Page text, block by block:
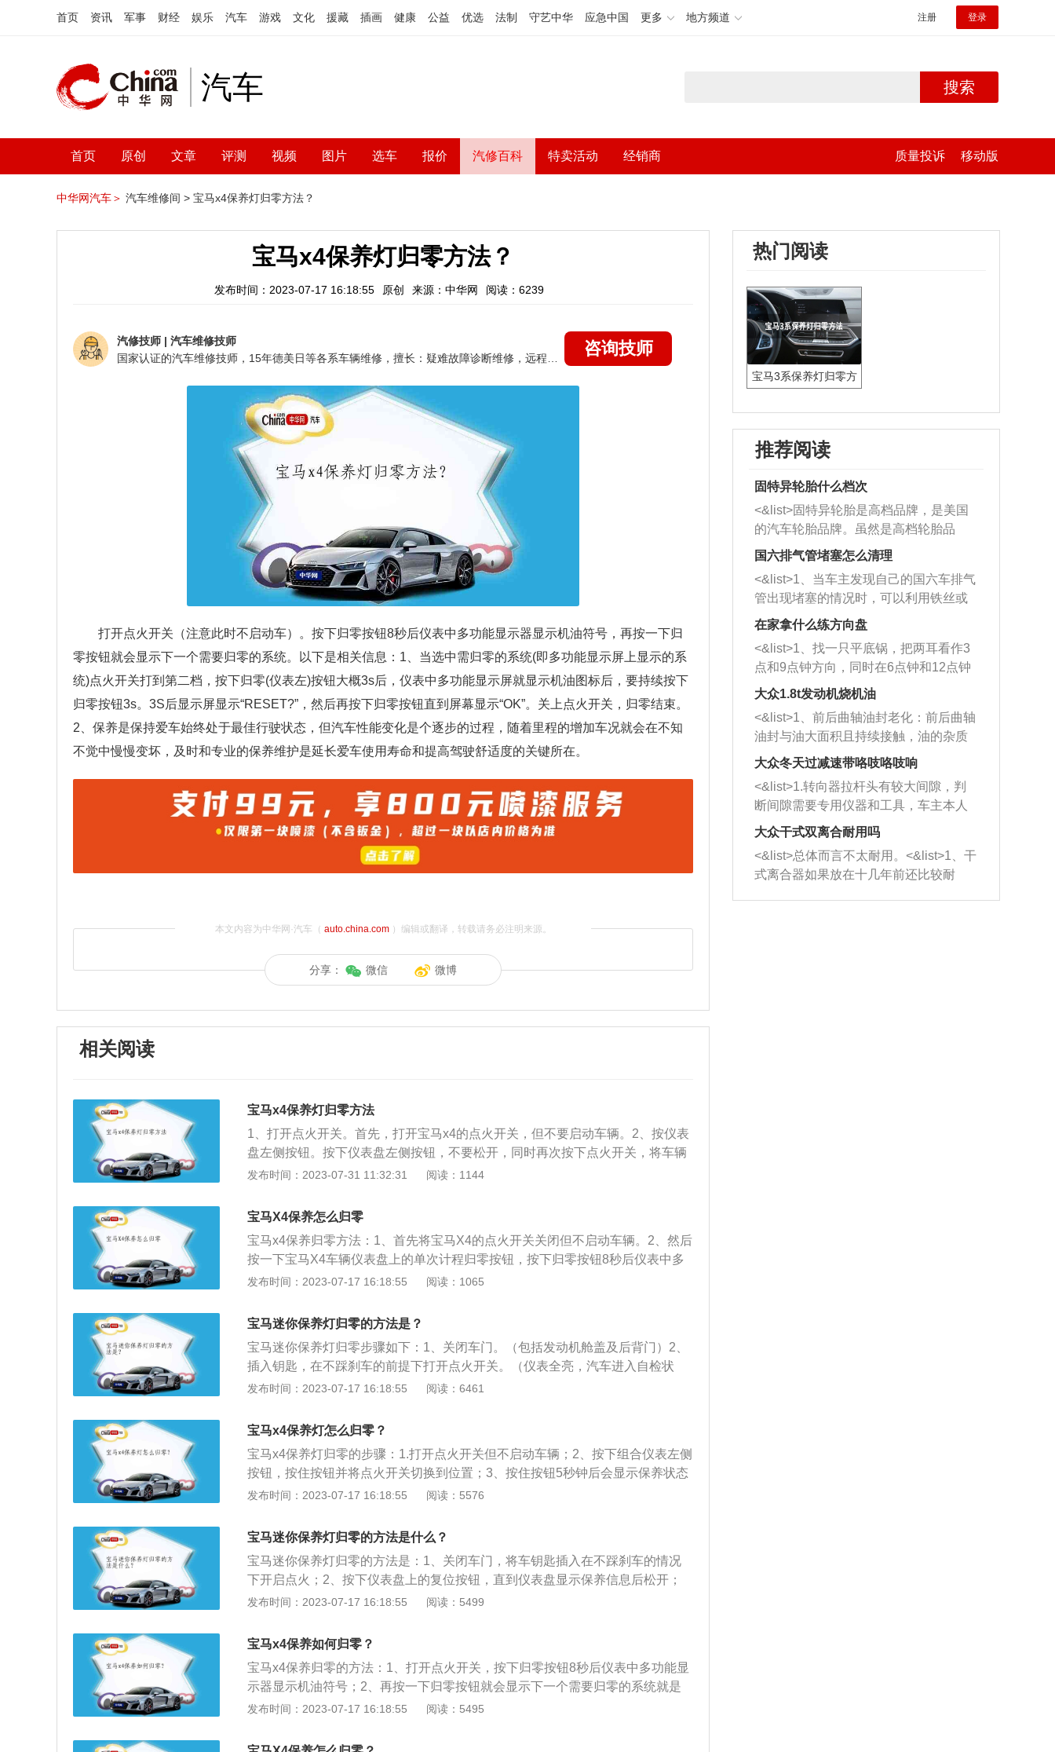
首页 资讯 军事 财经 娱乐 汽车 游戏 文化 援藏 插画 健康 公益 优选 法制 守艺中华 应急中国 更多 地方频道 注册 登录
汽车 搜索
首页 原创 文章 评测 视频 图片 选车 报价 汽修百科 特卖活动 经销商 质量投诉 移动版
中华网汽车＞ 汽车维修间 > 宝马x4保养灯归零方法？
宝马x4保养灯归零方法？
发布时间：2023-07-17 16:18:55 原创 来源：中华网 阅读：6239
汽修技师 | 汽车维修技师
咨询技师
打开点火开关（注意此时不启动车）。按下归零按钮8秒后仪表中多功能显示器显示机油符号，再按一下归
零按钮就会显示下一个需要归零的系统。以下是相关信息：1、当选中需归零的系统(即多功能显示屏上显示的系
统)点火开关打到第二档，按下归零(仪表左)按钮大概3s后，仪表中多功能显示屏就显示机油图标后，要持续按下
归零按钮3s。3S后显示屏显示“RESET?”，然后再按下归零按钮直到屏幕显示“OK”。关上点火开关，归零结束。
2、保养是保持爱车始终处于最佳行驶状态，但汽车性能变化是个逐步的过程，随着里程的增加车况就会在不知
不觉中慢慢变坏，及时和专业的保养维护是延长爱车使用寿命和提高驾驶舒适度的关键所在。
本文内容为中华网·汽车（ auto.china.com）编辑或翻译，转载请务必注明来源。
分享： 微信 微博
相关阅读
宝马x4保养灯归零方法
1、打开点火开关。首先，打开宝马x4的点火开关，但不要启动车辆。2、按仪表
盘左侧按钮。按下仪表盘左侧按钮，不要松开，同时再次按下点火开关，将车辆
启动。3、继续按住按钮。继续按住仪表盘左侧的按钮，大概5秒钟后会显示车辆
4、松开按钮再按下。按住按钮5秒钟就可以进入复位模式，在保养灯闪烁的过程
中，先松开按钮接着再次按下，再松开按钮，即可完成对里程保养的复位。保养
灯亮起，是为了提醒车主车辆应该做及时做保养，汽车保养指的就是车主根据厂
家的建议以及车辆的实际情况，定期对车内的损坏部件进行检查、清洗、补充、
润滑、调整或者更换，以提前做好预防工作。汽车保养通常可以分为小保养和大
为了保证车辆内部零件的稳定性做的例行保养项目，包括更换机油、机油滤芯，
由于不同品牌的矿物机油、半合成机油以及合成机油的使用寿命不同，建议车主
直接以厂家推荐为准。机油滤清器滤芯通常可以分为常规滤芯和长效滤芯，其中
保养的基础上全面检查车辆各机件的状况，比如有没有油液泄漏、各橡胶件有没
好，做完保养后工作人员会及时消除车辆的保养灯。
发布时间：2023-07-31 11:32:31 阅读：1144
宝马X4保养怎么归零
宝马x4保养归零方法：1、首先将宝马X4的点火开关关闭但不启动车辆。2、然后
按一下宝马X4车辆仪表盘上的单次计程归零按钮，按下归零按钮8秒后仪表中多
功能显示器显示机油符号。3、然后再将汽车的点火开关打开。4、按住按钮5秒
5、按住按钮5秒钟即可进入复位模式，在闪烁过程中先松开按钮、再次按下、再
松开按钮，即可对里程保养进行复位。保养灯，是车厂设置的让车主按一定里程
或时间设置的提醒功能，以仪表或屏幕信息或指示灯的形式，提醒车主机型保
养。保养灯归零，就是做完保养后，对提醒信息进行一个归零复位，也就是信息
重置。仪表板显示屏上的SERVICE标志为保养周期指示标志，当点火开关在ON
行保养。汽车保养是指定期对汽车相关部分进行检查、清洁、补给、润滑、调整
或更换某些零件的预防性工作，又称汽车维护。现代的汽车保养主要包含了对发
动机系统(引擎)、变速箱系统、空调系统、冷却系统、燃油系统、动力转向系统
防故障发生，减缓劣化过程，延长使用周期。
发布时间：2023-07-17 16:18:55 阅读：1065
宝马迷你保养灯归零的方法是？
宝马迷你保养灯归零步骤如下：1、关闭车门。（包括发动机舱盖及后背门）2、
插入钥匙，在不踩刹车的前提下打开点火开关。（仪表全亮，汽车进入自检状
态，仪表盘液晶显示屏将会显示车辆存在的故障及提醒）3、持续按住仪表盘右
（如刹车片及机油保养）后松开。4、在松开“复位”按钮后极短时间内按住“BC”按
钮可切换保养内容，切换至想要复位的保养信息界面后松开。5、极短时间内再
次按住“BC”按钮持续数秒，直到仪表盘液晶显示屏内出现“RESET”信息提示后松
开。6、松开后极短时间内再次按压持续数秒，直到出现“RESET√”信息表示复位
完成。
发布时间：2023-07-17 16:18:55 阅读：6461
宝马x4保养灯怎么归零？
宝马x4保养灯归零的步骤：1.打开点火开关但不启动车辆；2、按下组合仪表左侧
按钮，按住按钮并将点火开关切换到位置；3、按住按钮5秒钟后会显示保养状态
显示的内容，包括保养周期、显示换油保养、保养检查和剩余里程；4、按住按
钮即可对里程保养进行复位。宝马x4的车身尺寸分别为4683mm、1890mm、163
6mm，轴距为2810mm。动力方面，宝马x4推出2.0t与3.0t两个排量，其中2.0t最
大马力分别为184匹、245匹，3.0t版本的最大马力为306匹。
发布时间：2023-07-17 16:18:55 阅读：5576
宝马迷你保养灯归零的方法是什么？
宝马迷你保养灯归零的方法是：1、关闭车门，将车钥匙插入在不踩刹车的情况
下开启点火；2、按下仪表盘上的复位按钮，直到仪表盘显示保养信息后松开；
3、选择reset，松开后再按数秒复位按钮，看到复位成功后即可。以2021款宝马
m，轴距为2495mm，行李箱容积为211l到731l，车身重量为1321kg。
发布时间：2023-07-17 16:18:55 阅读：5499
宝马x4保养如何归零？
宝马x4保养归零的方法：1、打开点火开关，按下归零按钮8秒后仪表中多功能显
示器显示机油符号；2、再按一下归零按钮就会显示下一个需要归零的系统就是
后制动摩擦片系统归零，再按一下就会再显示下一个需要归零的系统，每按一下
距为2810mm。动力方面，宝马x4推出2.0T与3.0T两个排量，其中2.0T最大马力
发布时间：2023-07-17 16:18:55 阅读：5495
热门阅读
宝马3系保养灯归零方
推荐阅读
固特异轮胎什么档次
<&list>固特异轮胎是高档品牌，是美国
的汽车轮胎品牌。虽然是高档轮胎品
牌，但是中高低端的轮胎都有生产，这
也是为了更好的开拓市场。
国六排气管堵塞怎么清理
<&list>1、当车主发现自己的国六车排气
管出现堵塞的情况时，可以利用铁丝或
者是细棍，直接将杂物给取出来，如果
堵塞情况比较严重，也可以采取应急措
施。 <&list>2、直接利用木棍将所有的
杂物推到排气管里面的位置处，然后将
三元催化器拆解开，就可以将堵塞的东
西取出来。但如果是因为积碳过多引起
的堵塞，就需要将三元催化器泡在草酸
洗剂对堵塞的情况得到解决，将清洗剂
放在燃油箱中，与燃油混合后，车辆启
动时，就可以和汽油一起进入到燃烧
室，最后形成废气排出，就可以让三元
催化器得到清洗，排气管堵塞的情况就
能够得到解决。
在家拿什么练方向盘
<&list>1、找一只平底锅，把两耳看作3
点和9点钟方向，同时在6点钟和12点钟
方向做一个标记。 <&list>2、双手握住
一圈半的练习，往右同样也要打相同的
圈数。 <&list>3、最后强调要反复练
习，这样就可以形成肌肉记忆，在真实
驾驶车辆时，不需要记忆也能打好方
向。
大众1.8t发动机烧机油
<&list>1、前后曲轴油封老化：前后曲轴
油封与油大面积且持续接触，油的杂质
和发动机内持续温度变化使其密封效果
逐渐减弱，导致渗油或漏油。<&list>2、
活塞间隙过大：积碳会使活塞环与缸体
的间隙扩大，导致机油流入燃烧室中，
造成烧机油。<&list>3、机油粘度。使用
机油粘度过小的话，同样会有烧机油现
象，机油粘度过小具有很好的流动性，
大众冬天过减速带咯吱咯吱响
<&list>1.转向器拉杆头有较大间隙，判
断间隙需要专用仪器和工具，车主本人
无法制作，需要将车辆送到修理厂或4s
店；<&list>2.车辆半轴套管防尘罩破
裂，破裂后会出现漏油现象，使半轴磨
损严重，磨损的半轴容易损坏，产生异
响；<&list>3.稳定器的转向胶套和球头
大众干式双离合耐用吗
<&list>总体而言不太耐用。<&list>1、干
式离合器如果放在十几年前还比较耐